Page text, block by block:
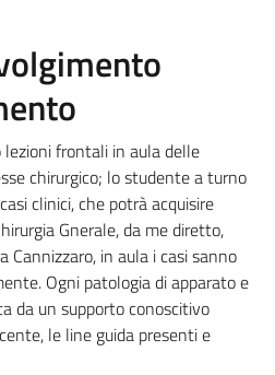
frontali in aula delle
chirurgico; lo studente a turno
clinici, che potrà acquisire
Gnerale, da me diretto,
Cannizzaro, in aula i casi sanno
Ogni patologia di apparato e
da un supporto conoscitivo
le line guida presenti e